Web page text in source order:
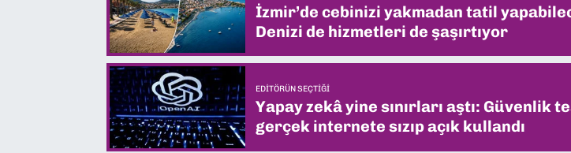
İzmir’de cebinizi yakmadan tatil
Denizi de hizmetleri de şaşırtıyor
EDITÖRÜN SEÇTIĞI
Yapay zekâ yine sınırları aştı: Güvenlik
gerçek internete sızıp açık kullandı